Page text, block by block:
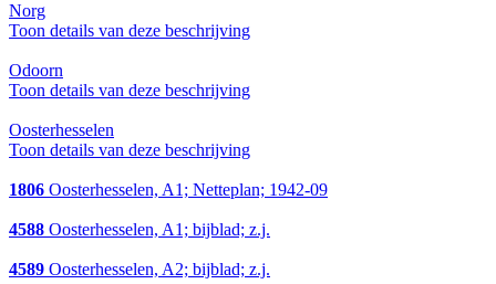
Norg
Toon details van deze beschrijving
Odoorn
Toon details van deze beschrijving
Oosterhesselen
Toon details van deze beschrijving
1806 Oosterhesselen, A1; Netteplan; 1942-09
4588 Oosterhesselen, A1; bijblad; z.j.
4589 Oosterhesselen, A2; bijblad; z.j.